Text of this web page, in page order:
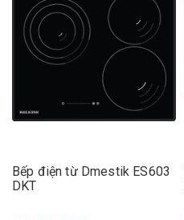
Bếp điện từ Dmestik ES603
DKT